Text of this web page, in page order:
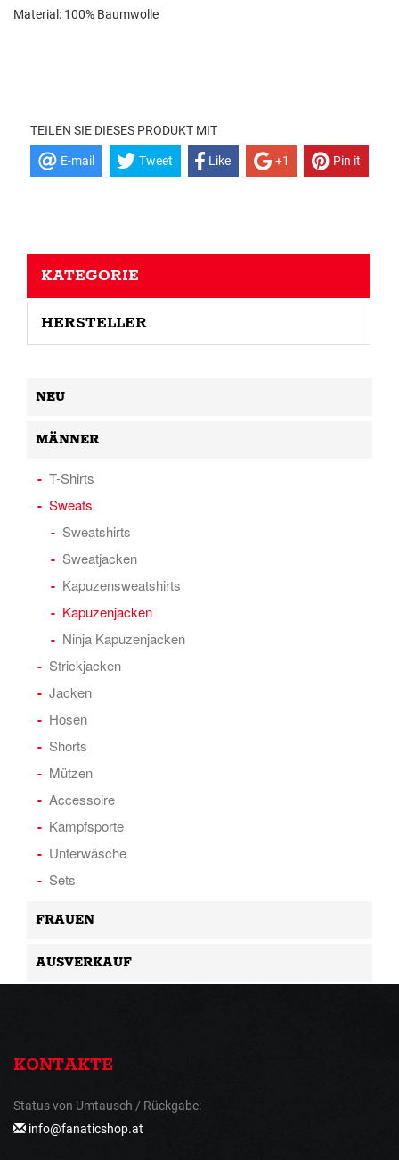
Material: 100% Baumwolle
TEILEN SIE DIESES PRODUKT MIT
E-mail Tweet Like +1 Pin it
KATEGORIE
HERSTELLER
NEU
MÄNNER
T-Shirts
Sweats
Sweatshirts
Sweatjacken
Kapuzensweatshirts
Kapuzenjacken
Ninja Kapuzenjacken
Strickjacken
Jacken
Hosen
Shorts
Mützen
Accessoire
Kampfsporte
Unterwäsche
Sets
FRAUEN
AUSVERKAUF
KONTAKTE
Status von Umtausch / Rückgabe:
info@fanaticshop.at